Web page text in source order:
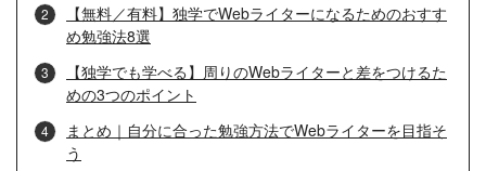
【無料／有料】独学でWebライターになるためのおすす
め勉強法8選
【独学でも学べる】周りのWebライターと差をつけるた
めの3つのポイント
まとめ｜自分に合った勉強方法でWebライターを目指そ
う